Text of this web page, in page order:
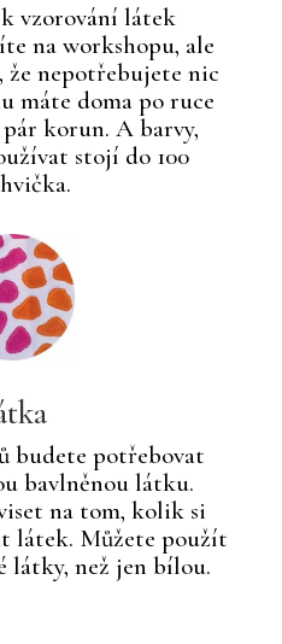
vzorování látek
na workshopu, ale
že nepotřebujete nic
máte doma po ruce
korun. A barvy,
stojí do 100
budete potřebovat
bavlněnou látku.
na tom, kolik si
látek. Můžete použít
látky, než jen bílou.